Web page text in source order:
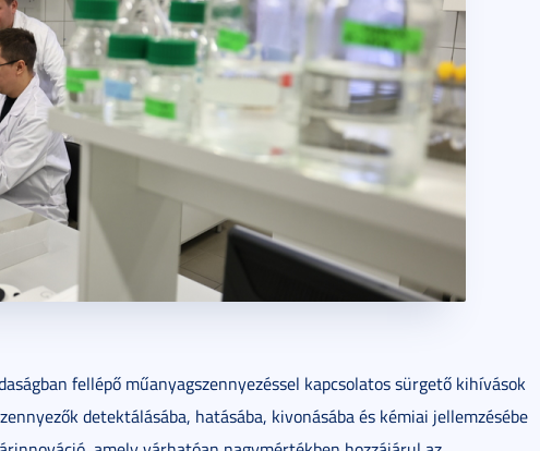
fellépő műanyagszennyezéssel kapcsolatos sürgető kihívások
detektálásába, hatásába, kivonásába és kémiai jellemzésébe